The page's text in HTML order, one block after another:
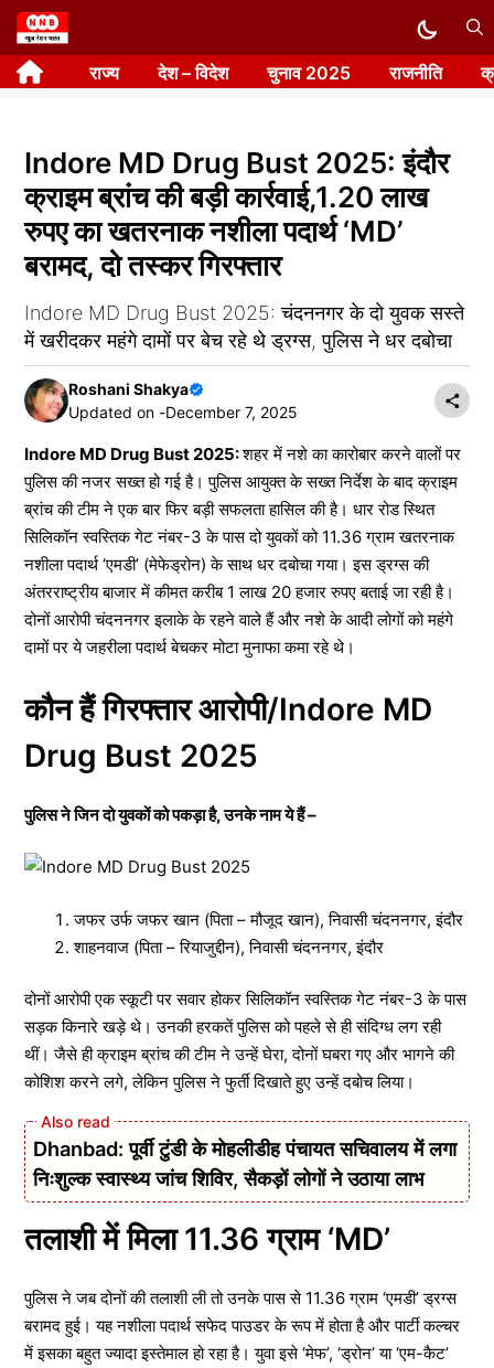
Skip
to
content राज्य देश – विदेश चुनाव 2025 राजनीति
Indore MD Drug Bust 2025: इंदौर
क्राइम ब्रांच की बड़ी कार्रवाई,1.20 लाख
रुपए का खतरनाक नशीला पदार्थ ‘MD’
बरामद, दो तस्कर गिरफ्तार
Indore MD Drug Bust 2025: चंदननगर के दो युवक सस्ते
में खरीदकर महंगे दामों पर बेच रहे थे ड्रग्स, पुलिस ने धर दबोचा
Roshani Shakya
Updated on -December 7, 2025
Indore MD Drug Bust 2025:शहर में नशे का कारोबार करने वालों पर
पुलिस की नजर सख्त हो गई है। पुलिस आयुक्त के सख्त निर्देश के बाद क्राइम
ब्रांच की टीम ने एक बार फिर बड़ी सफलता हासिल की है। धार रोड स्थित
सिलिकॉन स्वस्तिक गेट नंबर-3 के पास दो युवकों को 11.36 ग्राम खतरनाक
नशीला पदार्थ ‘एमडी’ (मेफेड्रोन) के साथ धर दबोचा गया। इस ड्रग्स की
अंतरराष्ट्रीय बाजार में कीमत करीब 1 लाख 20 हजार रुपए बताई जा रही है।
दोनों आरोपी चंदननगर इलाके के रहने वाले हैं और नशे के आदी लोगों को महंगे
दामों पर ये जहरीला पदार्थ बेचकर मोटा मुनाफा कमा रहे थे।
कौन हैं गिरफ्तार आरोपी/Indore MD
Drug Bust 2025
पुलिस ने जिन दो युवकों को पकड़ा है, उनके नाम ये हैं –
जफर उर्फ जफर खान (पिता – मौजूद खान), निवासी चंदननगर, इंदौर
शाहनवाज (पिता – रियाजुद्दीन), निवासी चंदननगर, इंदौर
दोनों आरोपी एक स्कूटी पर सवार होकर सिलिकॉन स्वस्तिक गेट नंबर-3 के पास
सड़क किनारे खड़े थे। उनकी हरकतें पुलिस को पहले से ही संदिग्ध लग रही
थीं। जैसे ही क्राइम ब्रांच की टीम ने उन्हें घेरा, दोनों घबरा गए और भागने की
कोशिश करने लगे, लेकिन पुलिस ने फुर्ती दिखाते हुए उन्हें दबोच लिया।
Dhanbad: पूर्वी टुंडी के मोहलीडीह पंचायत सचिवालय में लगा
निःशुल्क स्वास्थ्य जांच शिविर, सैकड़ों लोगों ने उठाया लाभ
तलाशी में मिला 11.36 ग्राम ‘MD’
पुलिस ने जब दोनों की तलाशी ली तो उनके पास से 11.36 ग्राम ‘एमडी’ ड्रग्स
बरामद हुई। यह नशीला पदार्थ सफेद पाउडर के रूप में होता है और पार्टी कल्चर
में इसका बहुत ज्यादा इस्तेमाल हो रहा है। युवा इसे ‘मेफ’, ‘ड्रोन’ या ‘एम-कैट’